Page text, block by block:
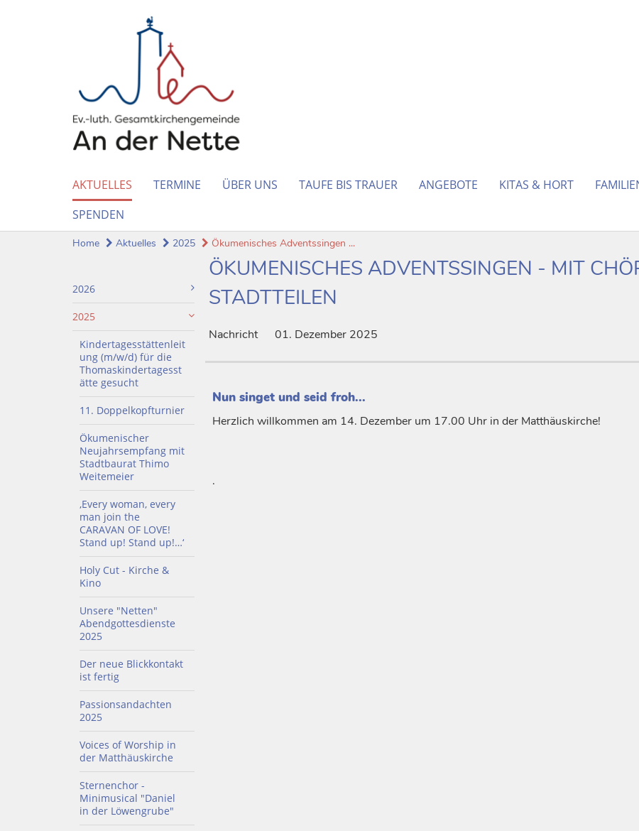
AKTUELLES TERMINE ÜBER UNS TAUFE BIS TRAUER ANGEBOTE KITAS & HORT
SPENDEN
Home Aktuelles 2025 Ökumenisches Adventssingen ...
2026
2025
Kindertagesstättenleit
ung (m/w/d) für die
Thomaskindertagesst
ätte gesucht
11. Doppelkopfturnier
Ökumenischer
Neujahrsempfang mit
Stadtbaurat Thimo
Weitemeier
‚Every woman, every
man join the
CARAVAN OF LOVE!
Stand up! Stand up!…‘
Holy Cut - Kirche &
Kino
Unsere "Netten"
Abendgottesdienste
2025
Der neue Blickkontakt
ist fertig
Passionsandachten
2025
Voices of Worship in
der Matthäuskirche
Sternenchor -
Minimusical "Daniel
in der Löwengrube"
ÖKUMENISCHES ADVENTSSINGEN - MIT
STADTTEILEN
Nachricht 01. Dezember 2025
Nun singet und seid froh...
Herzlich willkommen am 14. Dezember um 17.00 Uhr in der Matthäuskirche!
.